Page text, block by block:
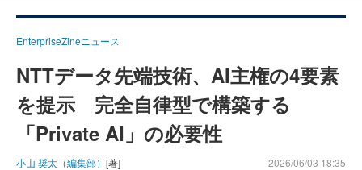
EnterpriseZineニュース
NTTデータ先端技術、AI主権の4要素
を提示 完全自律型で構築する
「Private AI」の必要性
小山 奨太（編集部） [著] 2026/06/03 18:35